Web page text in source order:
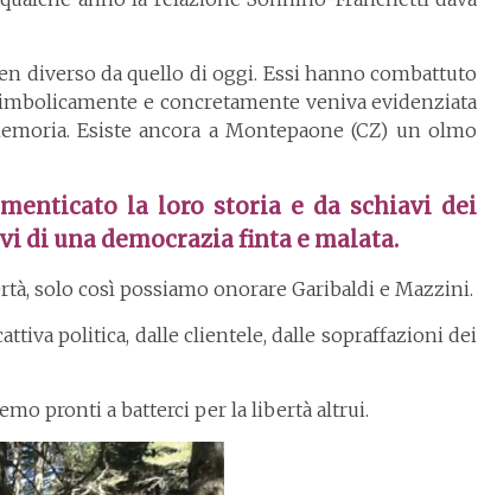
diverso da quello di oggi. Essi hanno combattuto
e concretamente veniva evidenziata
Esiste ancora a Montepaone (CZ) un olmo
la loro storia e da schiavi dei
di una democrazia finta e malata.
solo così possiamo onorare Garibaldi e Mazzini.
politica, dalle clientele, dalle sopraffazioni dei
pronti a batterci per la libertà altrui.